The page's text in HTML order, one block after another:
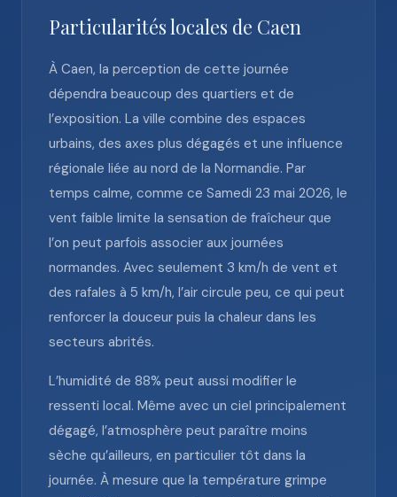
Particularités locales de Caen
À Caen, la perception de cette journée
dépendra beaucoup des quartiers et de
l’exposition. La ville combine des espaces
urbains, des axes plus dégagés et une influence
régionale liée au nord de la Normandie. Par
temps calme, comme ce Samedi 23 mai 2026, le
vent faible limite la sensation de fraîcheur que
l’on peut parfois associer aux journées
normandes. Avec seulement 3 km/h de vent et
des rafales à 5 km/h, l’air circule peu, ce qui peut
renforcer la douceur puis la chaleur dans les
secteurs abrités.
L’humidité de 88% peut aussi modifier le
ressenti local. Même avec un ciel principalement
dégagé, l’atmosphère peut paraître moins
sèche qu’ailleurs, en particulier tôt dans la
journée. À mesure que la température grimpe